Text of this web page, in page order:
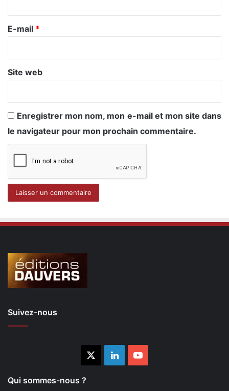
r
e
E-mail *
Site web
Enregistrer mon nom, mon e-mail et mon site dans
le navigateur pour mon prochain commentaire.
Suivez-nous
LinkedinYouTube
Qui sommes-nous ?